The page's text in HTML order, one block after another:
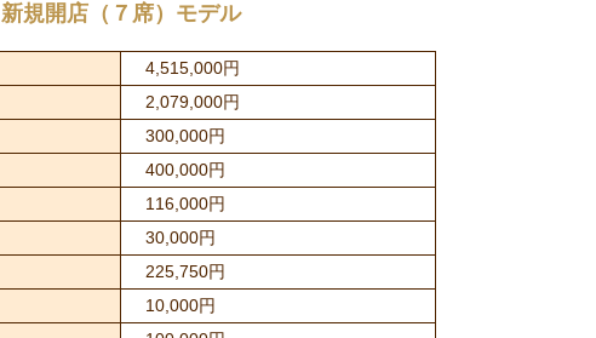
新規開店（７席）モデル
4,515,000円
2,079,000円
300,000円
400,000円
116,000円
30,000円
225,750円
10,000円